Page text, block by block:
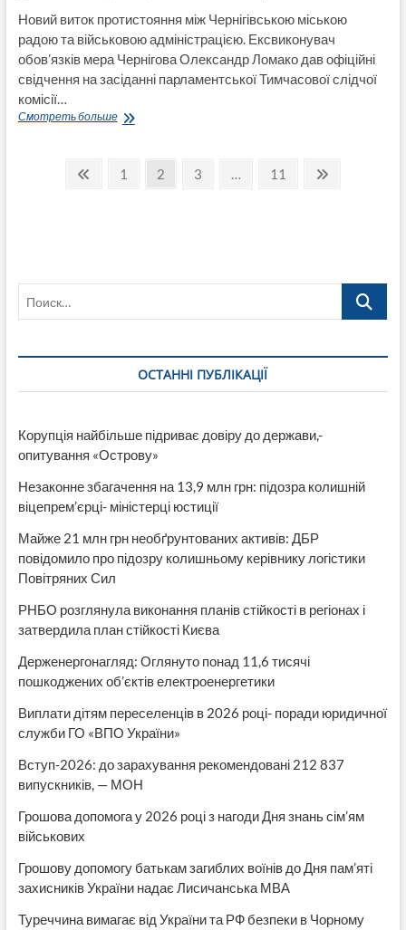
Новий виток протистояння між Чернігівською міською
радою та військовою адміністрацією. Ексвиконувач
обов’язків мера Чернігова Олександр Ломако дав офіційні
свідчення на засіданні парламентської Тимчасової слідчої
комісії…
Смотреть большеГроші
лояльність:
бригади
керівником
Чернігівської
Пагинация
Пред.Страница
1 Страница
2 Страница
3 … Страница
11
След.
Поиск…
ОСТАННІ ПУБЛІКАЦІЇ
Корупція найбільше підриває довіру до держави,-
опитування «Острову»
Незаконне збагачення на 13,9 млн грн: підозра колишній
віцепрем’єрці- міністерці юстиції
Майже 21 млн грн необґрунтованих активів: ДБР
повідомило про підозру колишньому керівнику логістики
Повітряних Сил
РНБО розглянула виконання планів стійкості в регіонах і
затвердила план стійкості Києва
Держенергонагляд: Оглянуто понад 11,6 тисячі
пошкоджених об’єктів електроенергетики
Виплати дітям переселенців в 2026 році- поради юридичної
служби ГО «ВПО України»
Вступ-2026: до зарахування рекомендовані 212 837
випускників, — МОН
Грошова допомога у 2026 році з нагоди Дня знань сім’ям
військових
Грошову допомогу батькам загиблих воїнів до Дня пам’яті
захисників України надає Лисичанська МВА
Туреччина вимагає від України та РФ безпеки в Чорному